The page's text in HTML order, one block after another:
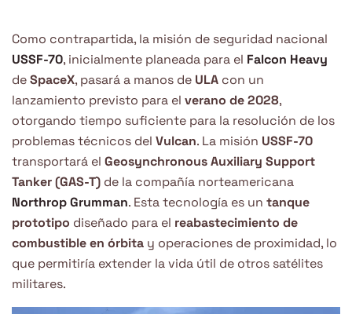
Como contrapartida, la misión de seguridad nacional
USSF-70, inicialmente planeada para el Falcon Heavy
deSpaceX, pasará a manos de ULA con un
lanzamiento previsto para el verano de 2028,
otorgando tiempo suficiente para la resolución de los
problemas técnicos del Vulcan. La misión USSF-70
transportará el Geosynchronous Auxiliary Support
Tanker (GAS-T) de la compañía norteamericana
Northrop Grumman. Esta tecnología es un tanque
prototipo diseñado para el reabastecimiento de
combustible en órbita y operaciones de proximidad, lo
que permitiría extender la vida útil de otros satélites
militares.